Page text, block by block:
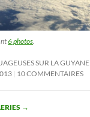
6 photos.
SUR LA GUYANE
10 COMMENTAIRES
→